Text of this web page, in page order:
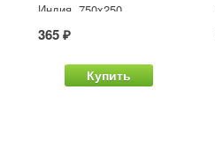
Индия, 750x250
365 ₽
Купить